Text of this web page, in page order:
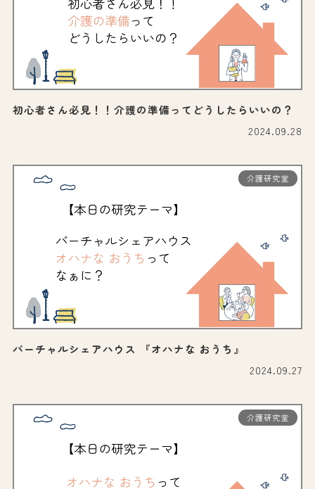
初心者さん必見！！介護の準備ってどうしたらいいの？
2024.09.28
介護研究室
バーチャルシェアハウス 『オハナな おうち』
2024.09.27
介護研究室